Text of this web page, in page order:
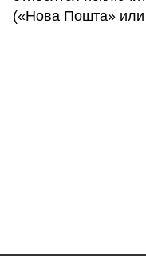
(«Нова Пошта» или